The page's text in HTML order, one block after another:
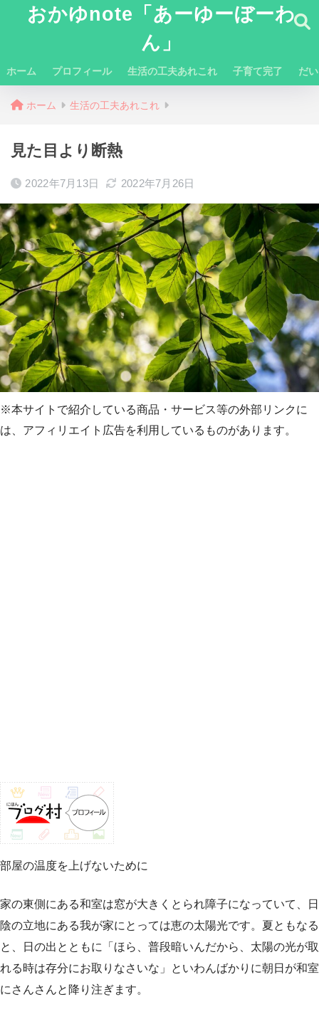
おかゆnote「あーゆーぼーわ
ん」
ホーム プロフィール 生活の工夫あれこれ 子育て完了 だ
ホーム 生活の工夫あれこれ
見た目より断熱
2022年7月13日 2022年7月26日
※本サイトで紹介している商品・サービス等の外部リンクに
は、アフィリエイト広告を利用しているものがあります。
部屋の温度を上げないために
家の東側にある和室は窓が大きくとられ障子になっていて、日
陰の立地にある我が家にとっては恵の太陽光です。夏ともなる
と、日の出とともに「ほら、普段暗いんだから、太陽の光が取
れる時は存分にお取りなさいな」といわんばかりに朝日が和室
にさんさんと降り注ぎます。